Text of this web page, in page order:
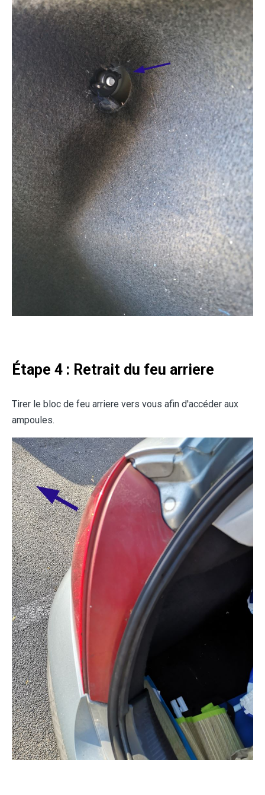
Étape 4 : Retrait du feu arriere
Tirer le bloc de feu arriere vers vous afin d'accéder aux
ampoules.